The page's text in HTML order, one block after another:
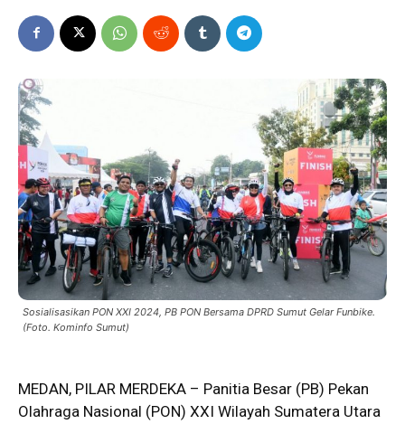
Sosialisasikan PON XXI 2024, PB PON Bersama DPRD Sumut Gelar Funbike.
(Foto. Kominfo Sumut)
MEDAN, PILAR MERDEKA – Panitia Besar (PB) Pekan
Olahraga Nasional (PON) XXI Wilayah Sumatera Utara